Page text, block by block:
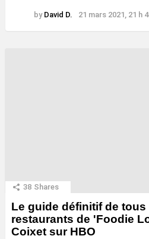
by David D. 21 mars 2021, 21 h
38 Shares
Le guide définitif de tous
restaurants de 'Foodie
Coixet sur HBO